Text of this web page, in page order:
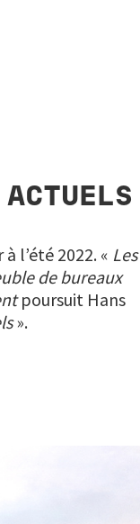
l’été 2022. « Les
de bureaux
poursuit Hans
».